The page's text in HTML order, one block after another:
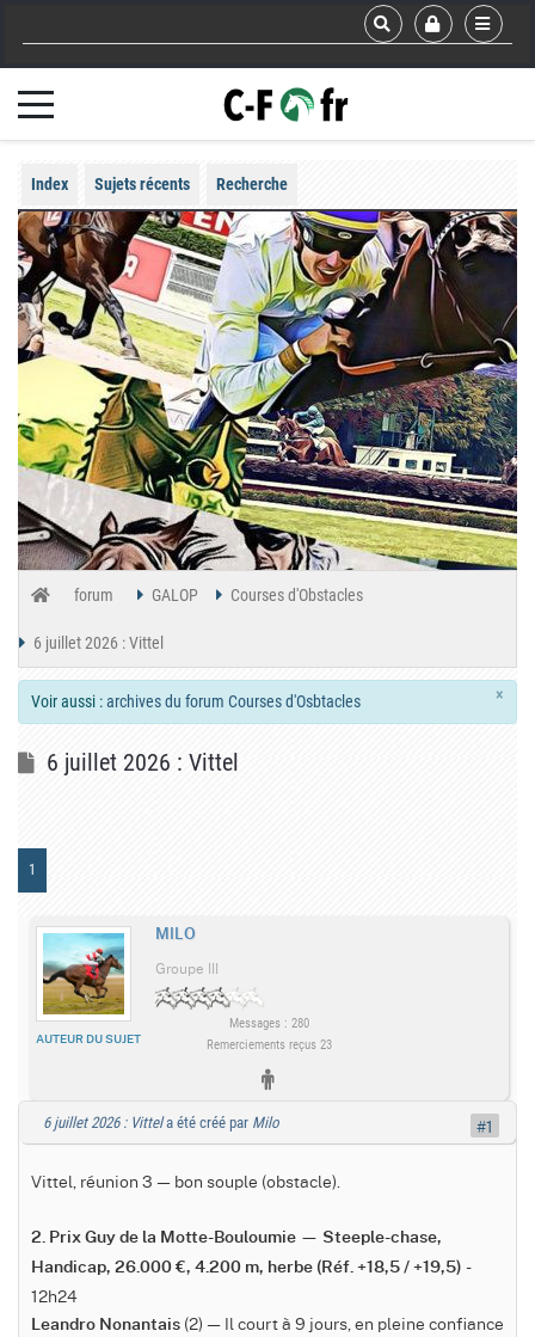
Index Sujets récents Recherche
forum GALOP Courses d'Obstacles
6 juillet 2026 : Vittel
×
Voir aussi :archives du forum Courses d'Osbtacles
6 juillet 2026 : Vittel
1
MILO
AUTEUR DU SUJET
Groupe III
Messages : 280
Remerciements reçus 23
6 juillet 2026 : Vittela été créé par Milo
Vittel, réunion 3 — bon souple (obstacle).
2. Prix Guy de la Motte-Bouloumie — Steeple-chase,
Handicap, 26.000 €, 4.200 m, herbe (Réf. +18,5 / +19,5) -
12h24
Leandro Nonantais (2) — Il court à 9 jours, en pleine confiance
#1